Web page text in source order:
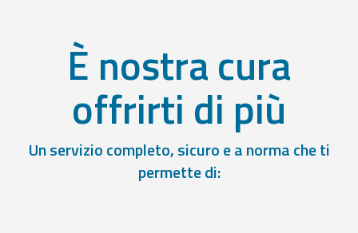
È nostra cura
offrirti di più
Un servizio completo, sicuro e a norma che ti
permette di: